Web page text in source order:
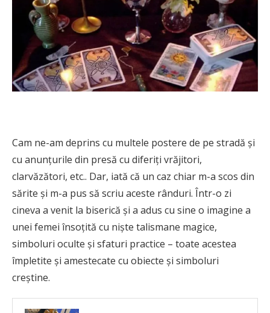
Cam ne-am deprins cu multele postere de pe stradă şi
cu anunţurile din presă cu diferiţi vrăjitori,
clarvăzători, etc.. Dar, iată că un caz chiar m-a scos din
sărite şi m-a pus să scriu aceste rânduri. Într-o zi
cineva a venit la biserică şi a adus cu sine o imagine a
unei femei însoţită cu nişte talismane magice,
simboluri oculte şi sfaturi practice – toate acestea
împletite şi amestecate cu obiecte şi simboluri
creştine.